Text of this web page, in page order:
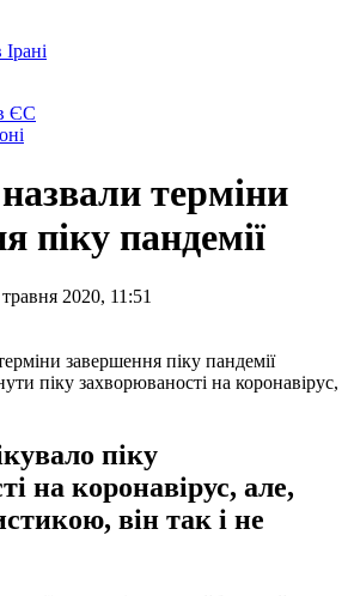
ЄС
терміни
піку пандемії
2020, 11:51
піку захворюваності на коронавірус,
піку
на коронавірус, але,
він так і не